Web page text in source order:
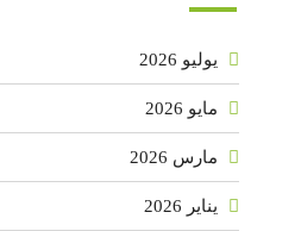
يوليو 2026
مايو 2026
مارس 2026
يناير 2026